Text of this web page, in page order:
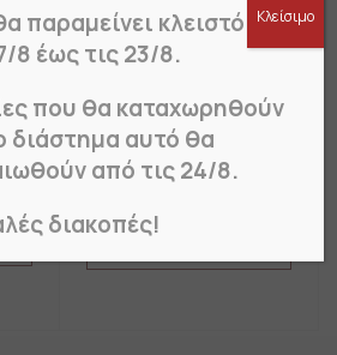
Επαγγελματικές
κάρτες με
πλαστικοποίηση,
εκτύπωση σε μία ή
δύο όψεις (1000
Add to cart
παραμείνει κλειστό από
8 έως τις 23/8.
που θα καταχωρηθούν
διάστημα αυτό θα
από τις 24/8.
διακοπές!
Κλείσιμο